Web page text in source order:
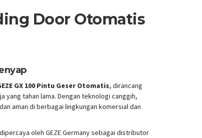
Door Otomatis
GX 100 Pintu Geser Otomatis, dirancang
yang tahan lama. Dengan teknologi canggih,
aman di berbagai lingkungan komersial dan
oleh GEZE Germany sebagai distributor